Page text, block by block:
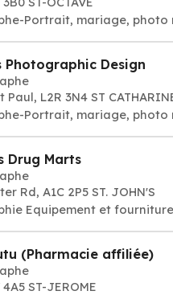
Portrait, mariage, photo
Photographic Design
Paul, L2R 3N4 ST
Portrait, mariage, photo
Drug Marts
Rd, A1C 2P5 ST. JOHN'S
Equipement et
(Pharmacie affiliée)
ST-JEROME